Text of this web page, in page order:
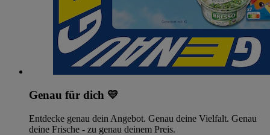
Genau für dich 💛
Entdecke genau dein Angebot. Genau deine Vielfalt. Genau
deine Frische - zu genau deinem Preis.